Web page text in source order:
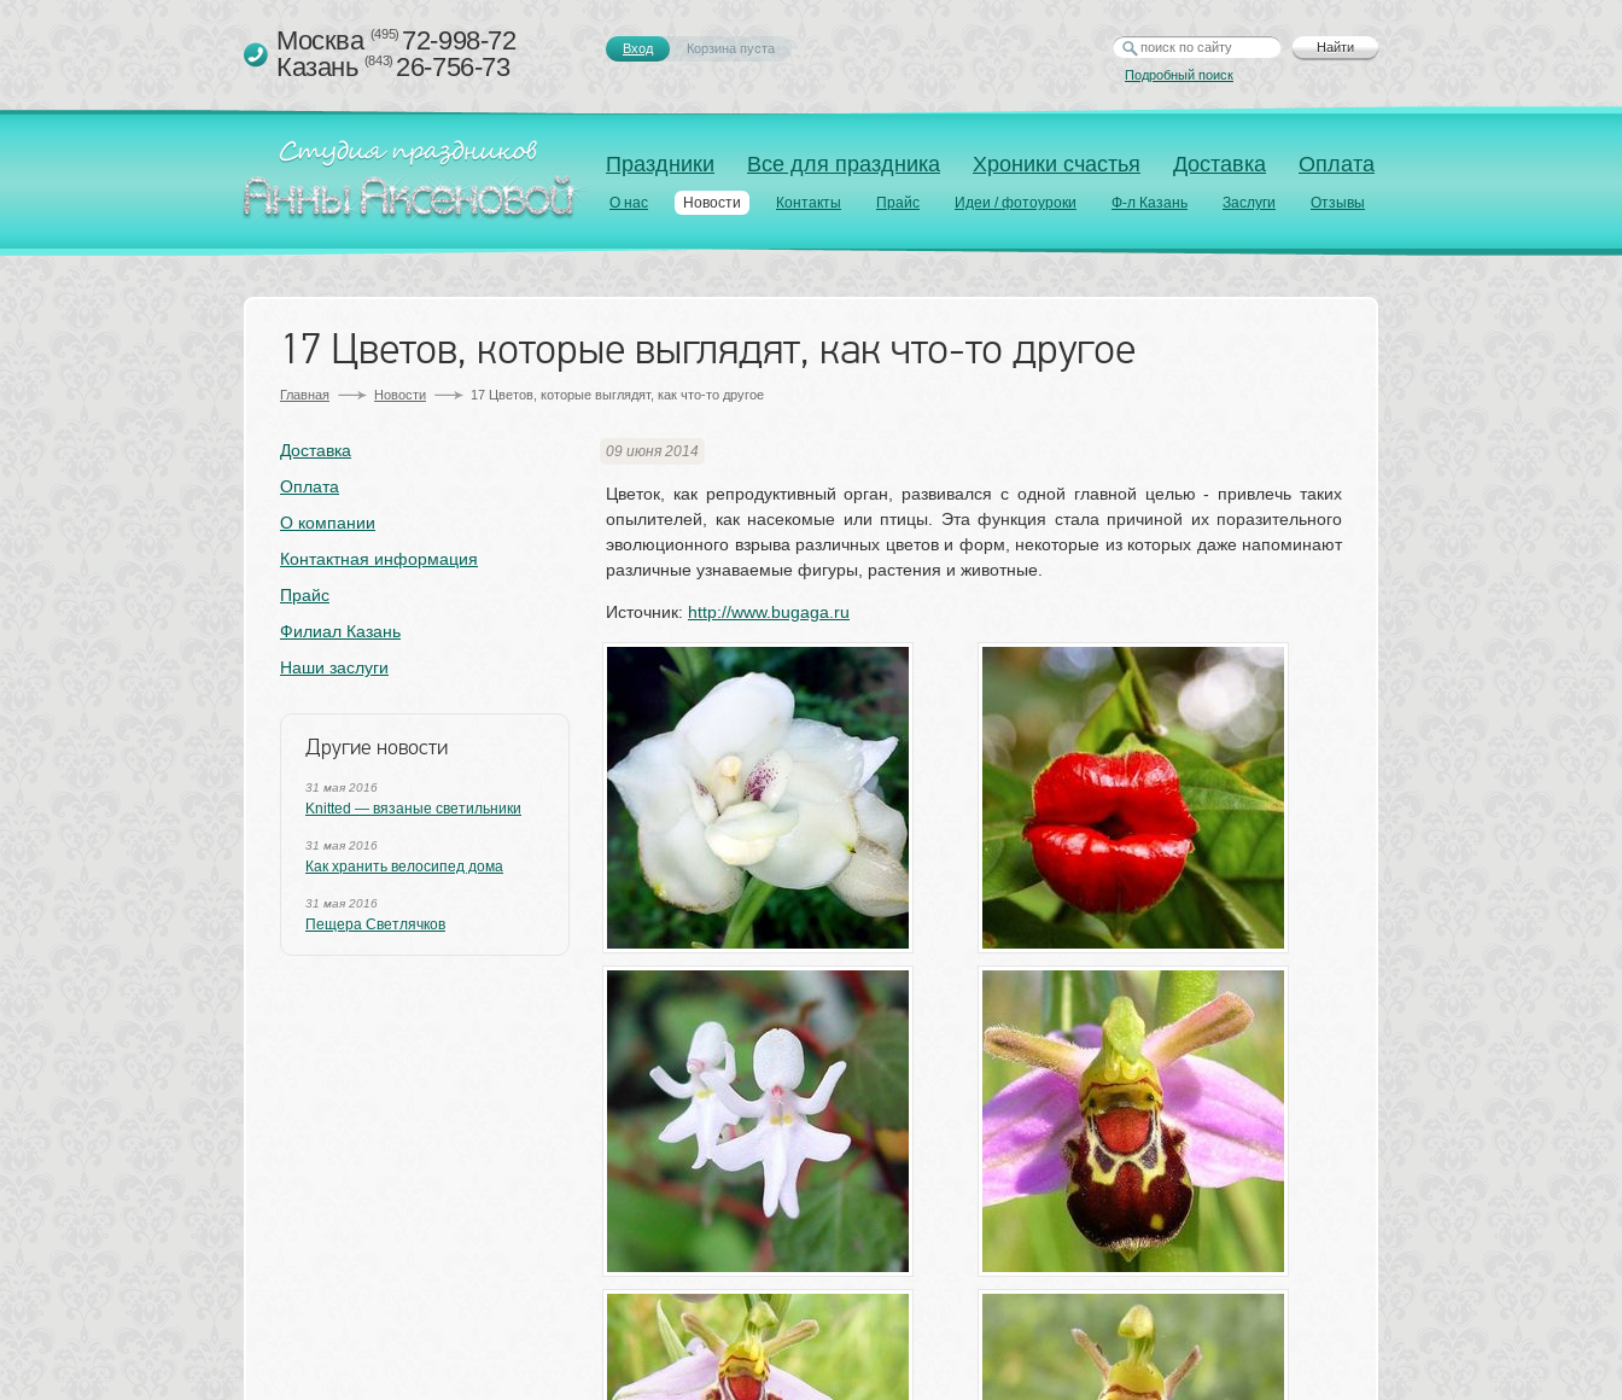
Праздники Все для праздника Хроники счастья Доставка Оплата
О нас Новости Контакты Прайс Идеи / фотоуроки Ф-л Казань Заслуги Отзывы
Москва (495)72-998-72
Казань (843)26-756-73
Вход Корзина пуста
Найти
Подробный поиск
17 Цветов, которые выглядят, как что-то другое
Главная Новости 17 Цветов, которые выглядят, как что-то другое
09 июня 2014
Цветок, как репродуктивный орган, развивался с одной главной целью - привлечь таких
опылителей, как насекомые или птицы. Эта функция стала причиной их поразительного
эволюционного взрыва различных цветов и форм, некоторые из которых даже напоминают
различные узнаваемые фигуры, растения и животные.
Источник: http://www.bugaga.ru
Доставка
Оплата
О компании
Контактная информация
Прайс
Филиал Казань
Наши заслуги
Другие новости
31 мая 2016
Knitted — вязаные светильники
31 мая 2016
Как хранить велосипед дома
31 мая 2016
Пещера Светлячков